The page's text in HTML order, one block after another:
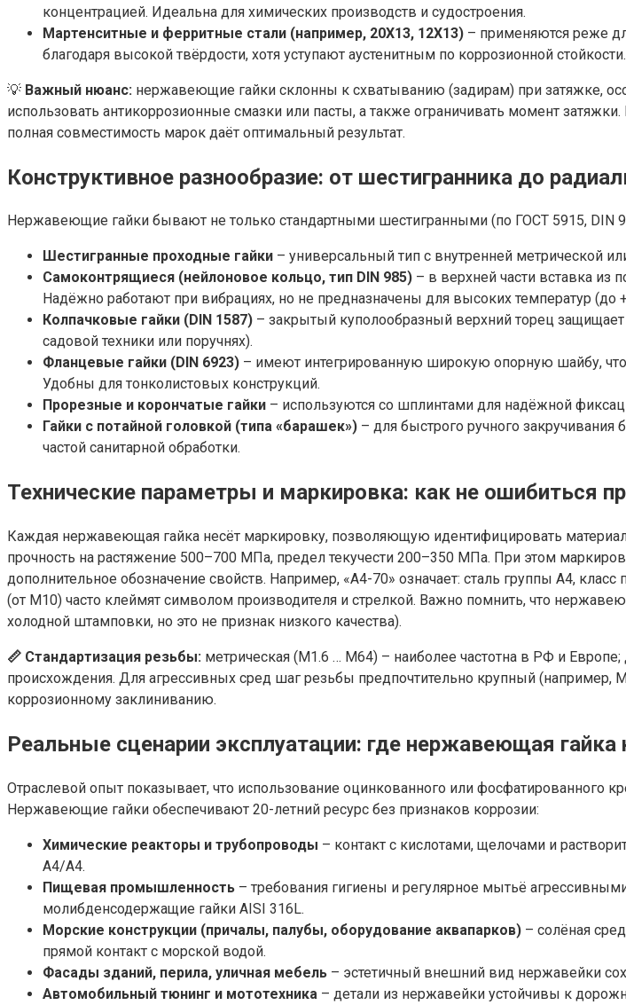
концентрацией. Идеальна для химических производств и судостроения.
Мартенситные и ферритные стали (например, 20Х13, 12Х13) – применяются реже
благодаря высокой твёрдости, хотя уступают аустенитным по коррозионной стойкости.
💡 Важный нюанс: нержавеющие гайки склонны к схватыванию (задирам) при затяжке,
использовать антикоррозионные смазки или пасты, а также ограничивать момент
полная совместимость марок даёт оптимальный результат.
Конструктивное разнообразие: от шестигранника до
Нержавеющие гайки бывают не только стандартными шестигранными (по ГОСТ 5915, DIN
Шестигранные проходные гайки – универсальный тип с внутренней метрической
Самоконтрящиеся (нейлоновое кольцо, тип DIN 985) – в верхней части вставка из
Надёжно работают при вибрациях, но не предназначены для высоких температур (до
Колпачковые гайки (DIN 1587) – закрытый куполообразный верхний торец защищает
садовой техники или поручнях).
Фланцевые гайки (DIN 6923) – имеют интегрированную широкую опорную шайбу, что
Удобны для тонколистовых конструкций.
Прорезные и корончатые гайки – используются со шплинтами для надёжной
Гайки с потайной головкой (типа «барашек») – для быстрого ручного
частой санитарной обработки.
Технические параметры и маркировка: как не ошибиться
Каждая нержавеющая гайка несёт маркировку, позволяющую идентифицировать материал
прочность на растяжение 500–700 МПа, предел текучести 200–350 МПа. При этом
дополнительное обозначение свойств. Например, «A4-70» означает: сталь группы A4,
(от M10) часто клеймят символом производителя и стрелкой. Важно помнить, что
холодной штамповки, но это не признак низкого качества).
📏 Стандартизация резьбы: метрическая (M1.6 … M64) – наиболее частотна в РФ и
происхождения. Для агрессивных сред шаг резьбы предпочтительно крупный
коррозионному заклиниванию.
Реальные сценарии эксплуатации: где нержавеющая гайка
Отраслевой опыт показывает, что использование оцинкованного или фосфатированного
Нержавеющие гайки обеспечивают 20-летний ресурс без признаков коррозии:
Химические реакторы и трубопроводы – контакт с кислотами, щелочами и
A4/A4.
Пищевая промышленность – требования гигиены и регулярное мытьё
молибденсодержащие гайки AISI 316L.
Морские конструкции (причалы, палубы, оборудование аквапарков) – солёная
прямой контакт с морской водой.
Фасады зданий, перила, уличная мебель – эстетичный внешний вид нержавейки
Автомобильный тюнинг и мототехника – детали из нержавейки устойчивы к